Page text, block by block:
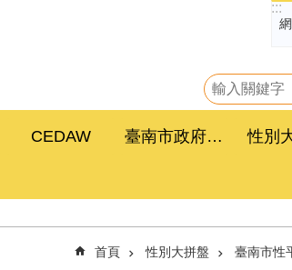
:::
CEDAW 臺南市政府性別平等工作計畫 性別
首頁 性別大拼盤 臺南市性